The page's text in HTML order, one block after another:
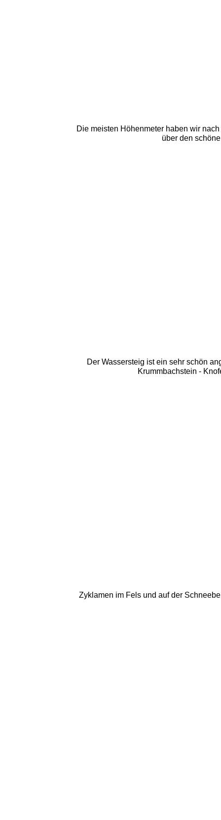
Die meisten Höhenmeter haben wir
über den
Der Wassersteig ist ein sehr schön
Krummbachstein -
Zyklamen im Fels und auf der